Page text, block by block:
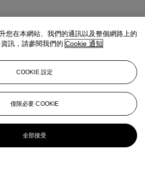
您在本網站、我們的通訊以及整個網路上的
訊，請參閱我們的 Cookie 通知
COOKIE 設定
僅限必要 COOKIE
全部接受